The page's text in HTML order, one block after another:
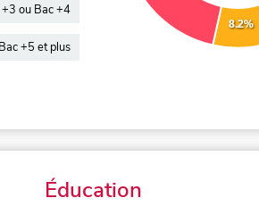
+3 ou Bac +4
Bac +5 et plus
8.2%
Éducation